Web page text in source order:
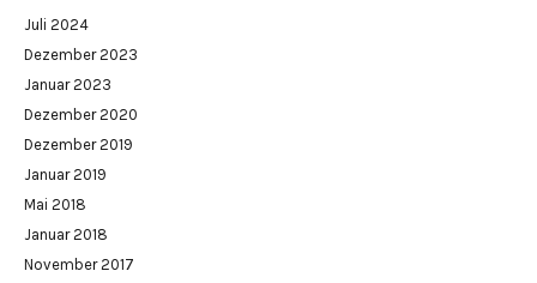
Juli 2024
Dezember 2023
Januar 2023
Dezember 2020
Dezember 2019
Januar 2019
Mai 2018
Januar 2018
November 2017